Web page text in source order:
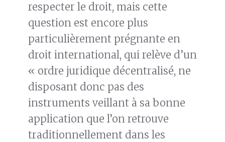
respecter le droit, mais cette
question est encore plus
particulièrement prégnante en
droit international, qui relève d’un
« ordre juridique décentralisé, ne
disposant donc pas des
instruments veillant à sa bonne
application que l’on retrouve
traditionnellement dans les